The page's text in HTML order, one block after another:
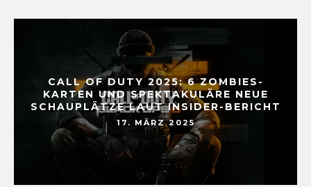
CALL OF DUTY 2025: 6 ZOMBIES-
KARTEN UND SPEKTAKULÄRE NEUE
SCHAUPLÄTZE LAUT INSIDER-BERICHT
17. MÄRZ 2025